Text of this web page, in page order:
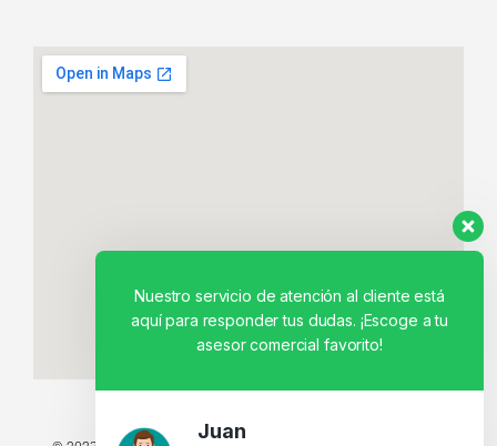
Nuestro servicio de atención al cliente está
aquí para responder tus dudas. ¡Escoge a tu
asesor comercial favorito!
Juan